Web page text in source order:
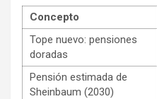
Concepto
Tope nuevo: pensiones
doradas
Pensión estimada de
Sheinbaum (2030)